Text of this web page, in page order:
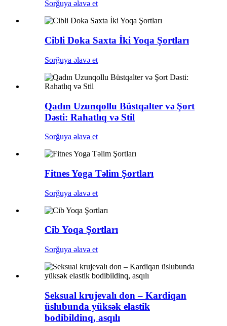
Sorğuya əlavə et
Cibli Doka Saxta İki Yoqa Şortları
Sorğuya əlavə et
Qadın Uzunqollu Büstqalter və Şort
Dəsti: Rahatlıq və Stil
Sorğuya əlavə et
Fitnes Yoga Təlim Şortları
Sorğuya əlavə et
Cib Yoqa Şortları
Sorğuya əlavə et
Seksual krujevalı don – Kardiqan
üslubunda yüksək elastik
bodibildinq, asqılı